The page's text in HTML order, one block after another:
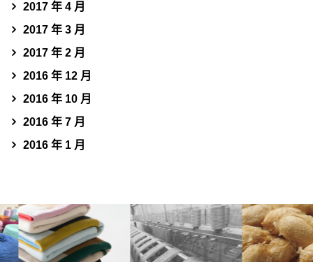
2017 年 4 月
2017 年 3 月
2017 年 2 月
2016 年 12 月
2016 年 10 月
2016 年 7 月
2016 年 1 月